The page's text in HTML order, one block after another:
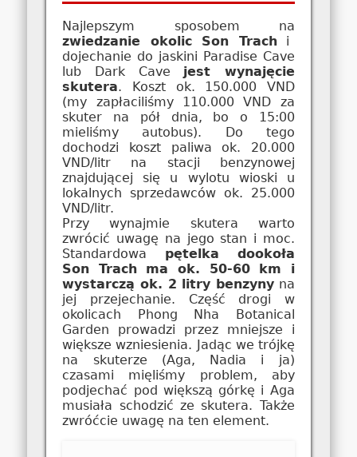
Najlepszym sposobem na
zwiedzanie okolic Son Trachi
dojechanie do jaskini Paradise Cave
lub Dark Cave jest wynajęcie
skutera. Koszt ok. 150.000 VND
(my zapłaciliśmy 110.000 VND za
skuter na pół dnia, bo o 15:00
mieliśmy autobus). Do tego
dochodzi koszt paliwa ok. 20.000
VND/litr na stacji benzynowej
znajdującej się u wylotu wioski u
lokalnych sprzedawców ok. 25.000
VND/litr.
Przy wynajmie skutera warto
zwrócić uwagę na jego stan i moc.
Standardowa pętelka dookoła
Son Trach ma ok. 50-60 km i
wystarczą ok. 2 litry benzyny na
jej przejechanie. Część drogi w
okolicach Phong Nha Botanical
Garden prowadzi przez mniejsze i
większe wzniesienia. Jadąc we trójkę
na skuterze (Aga, Nadia i ja)
czasami mięliśmy problem, aby
podjechać pod większą górkę i Aga
musiała schodzić ze skutera. Także
zwróćcie uwagę na ten element.